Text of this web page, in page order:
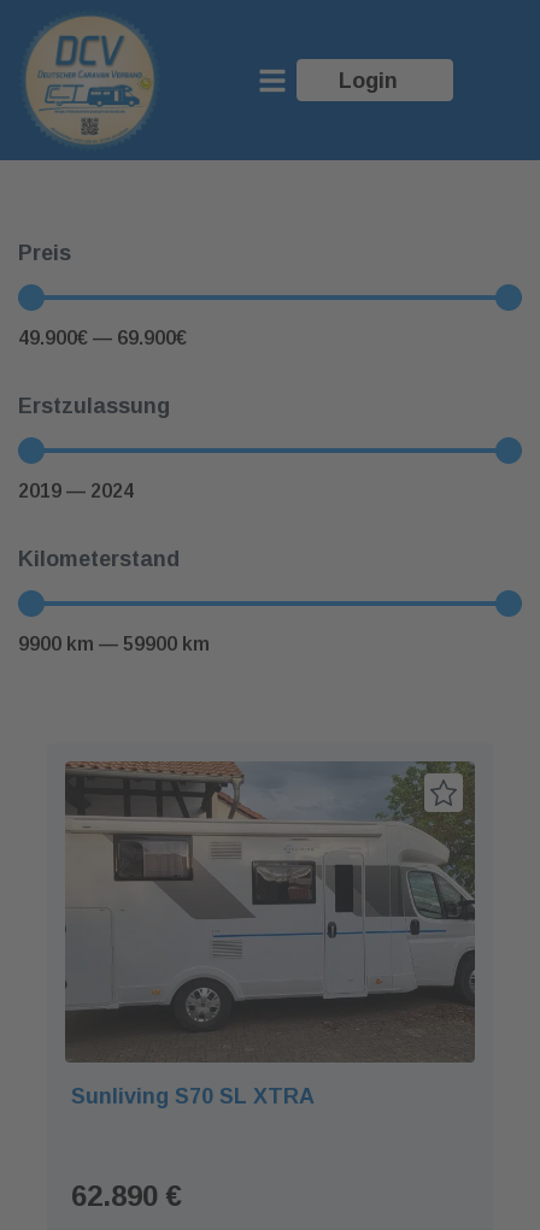
Login
Preis
49.900€ — 69.900€
Erstzulassung
2019 — 2024
Kilometerstand
9900 km — 59900 km
Sunliving S70 SL XTRA
62.890 €